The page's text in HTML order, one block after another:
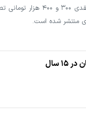
هنوز برای تغییر
منتشر شده است.
سال